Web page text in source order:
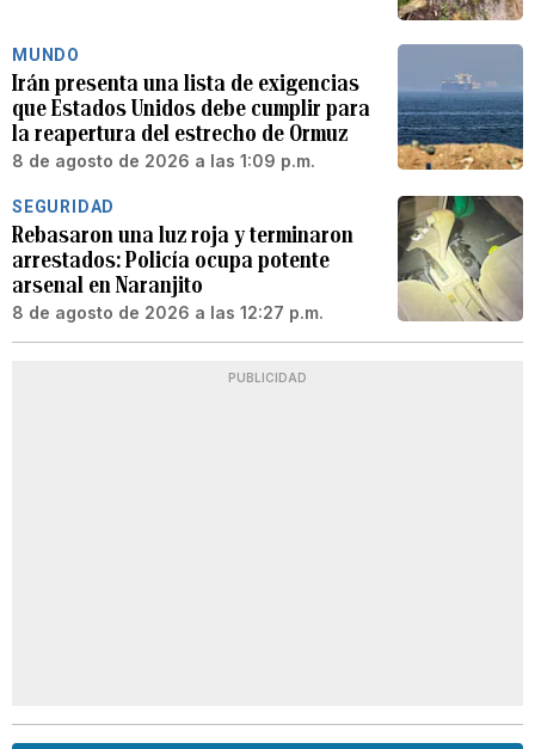
MUNDO
Irán presenta una lista de exigencias
que Estados Unidos debe cumplir para
la reapertura del estrecho de Ormuz
8 de agosto de 2026 a las 1:09 p.m.
SEGURIDAD
Rebasaron una luz roja y terminaron
arrestados: Policía ocupa potente
arsenal en Naranjito
8 de agosto de 2026 a las 12:27 p.m.
PUBLICIDAD